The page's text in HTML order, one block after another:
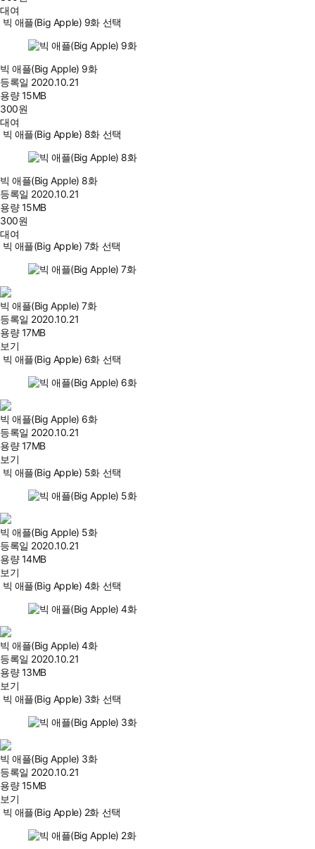
대여
빅 애플(Big Apple) 9화 선택
빅 애플(Big Apple) 9화
등록일 2020.10.21
용량15MB
300원
대여
빅 애플(Big Apple) 8화 선택
빅 애플(Big Apple) 8화
등록일 2020.10.21
용량15MB
300원
대여
빅 애플(Big Apple) 7화 선택
빅 애플(Big Apple) 7화
등록일 2020.10.21
용량17MB
보기
빅 애플(Big Apple) 6화 선택
빅 애플(Big Apple) 6화
등록일 2020.10.21
용량17MB
보기
빅 애플(Big Apple) 5화 선택
빅 애플(Big Apple) 5화
등록일 2020.10.21
용량14MB
보기
빅 애플(Big Apple) 4화 선택
빅 애플(Big Apple) 4화
등록일 2020.10.21
용량13MB
보기
빅 애플(Big Apple) 3화 선택
빅 애플(Big Apple) 3화
등록일 2020.10.21
용량15MB
보기
빅 애플(Big Apple) 2화 선택